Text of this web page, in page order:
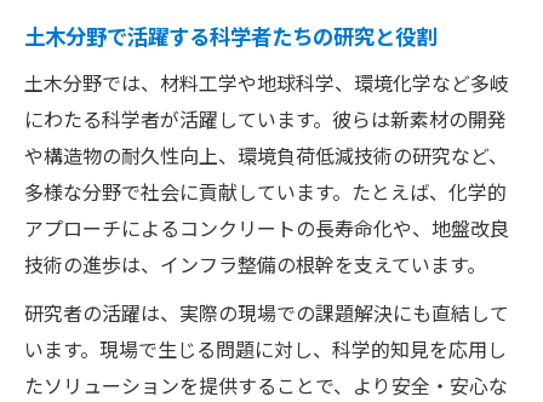
土木分野で活躍する科学者たちの研究と役割
土木分野では、材料工学や地球科学、環境化学など多岐
にわたる科学者が活躍しています。彼らは新素材の開発
や構造物の耐久性向上、環境負荷低減技術の研究など、
多様な分野で社会に貢献しています。たとえば、化学的
アプローチによるコンクリートの長寿命化や、地盤改良
技術の進歩は、インフラ整備の根幹を支えています。
研究者の活躍は、実際の現場での課題解決にも直結して
います。現場で生じる問題に対し、科学的知見を応用し
たソリューションを提供することで、より安全・安心な